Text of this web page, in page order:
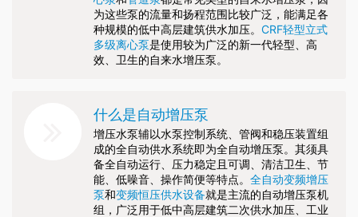
为这些泵的流量和扬程范围比较广泛，能满足各
种规模的低中高层建筑供水加压。 CRF轻型立式
多级离心泵是使用较为广泛的新一代轻型、高
效、卫生的自来水增压泵。
什么是自动增压泵
增压水泵辅以水泵控制系统、管阀和稳压装置组
成的全自动供水系统即为全自动增压泵。其须具
备全自动运行、压力稳定且可调、清洁卫生、节
能、低噪音、操作简便等特点。 全自动变频增压
泵和变频恒压供水设备就是主流的自动增压泵机
组，广泛用于低中高层建筑二次供水加压、工业